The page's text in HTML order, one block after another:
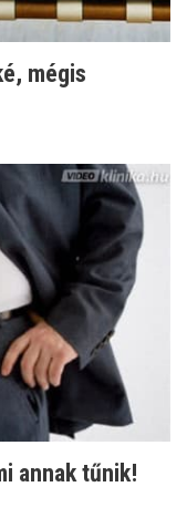
mégis
annak tűnik!